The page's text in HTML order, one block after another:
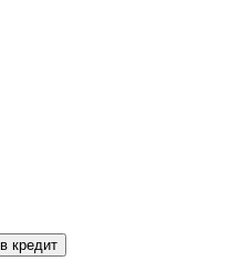
Купить в кредит